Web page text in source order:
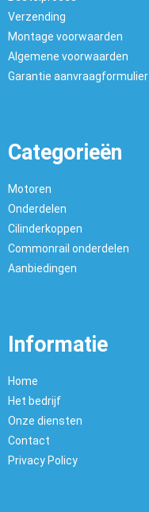
Verzending
Montage voorwaarden
Algemene voorwaarden
Garantie aanvraagformulier
Categorieën
Motoren
Onderdelen
Cilinderkoppen
Commonrail onderdelen
Aanbiedingen
Informatie
Home
Het bedrijf
Onze diensten
Contact
Privacy Policy